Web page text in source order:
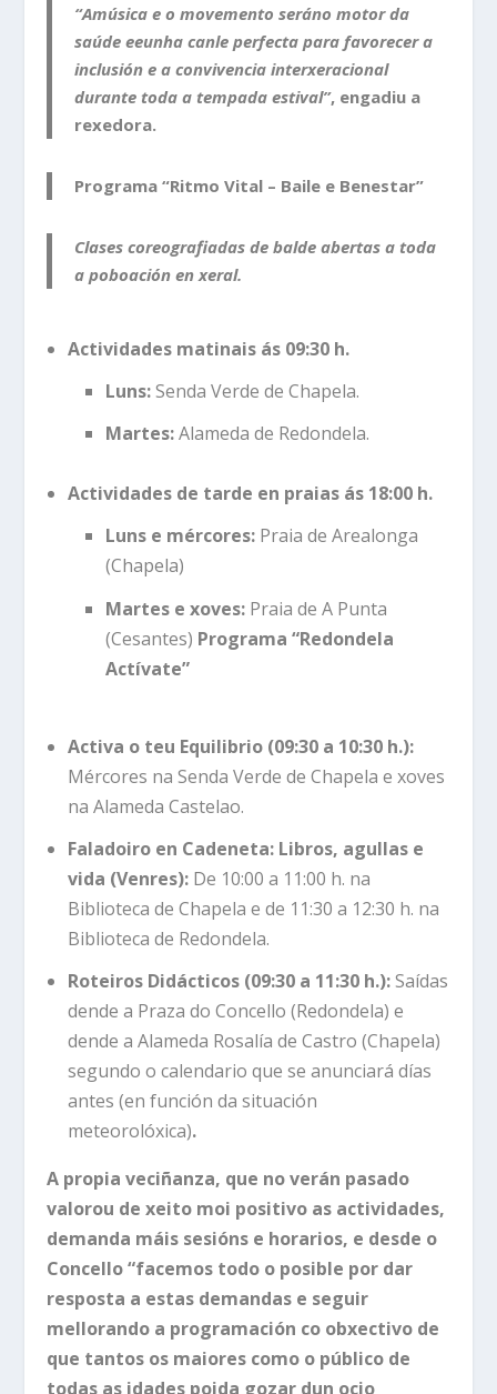
“Amúsica e o movemento seráno motor da
saúde eeunha canle perfecta para favorecer a
inclusión e a convivencia interxeracional
durante toda a tempada estival”, engadiu a
rexedora.
Programa “Ritmo Vital – Baile e Benestar”
Clases coreografiadas de balde abertas a toda
a poboación en xeral.
Actividades matinais ás09:30 h.
Luns:Senda Verde de Chapela.
Martes:Alameda de Redondela.
Actividades de tarde en praias ás 18:00 h.
Luns e mércores:Praia de Arealonga
(Chapela)
Martes e xoves:Praia de A Punta
(Cesantes) Programa “Redondela
Actívate”
Activa o teu Equilibrio (09:30 a 10:30 h.):
Mércores na Senda Verde de Chapela e xoves
na Alameda Castelao.
Faladoiro en Cadeneta: Libros, agullas e
vida (Venres):De 10:00 a 11:00 h. na
Biblioteca de Chapela e de 11:30 a 12:30 h. na
Biblioteca de Redondela.
Roteiros Didácticos (09:30 a 11:30 h.):Saídas
dende a Praza do Concello (Redondela) e
dende a Alameda Rosalía de Castro (Chapela)
segundo o calendario que se anunciará días
antes (en función da situación
meteorolóxica).
A propia veciñanza, que no verán pasado
valorou de xeito moi positivo as actividades,
demanda máis sesións e horarios, e desde o
Concello “facemos todo o posible por dar
resposta a estas demandas e seguir
mellorando a programación co obxectivo de
que tantos os maiores como o público de
todas as idades poida gozar dun ocio